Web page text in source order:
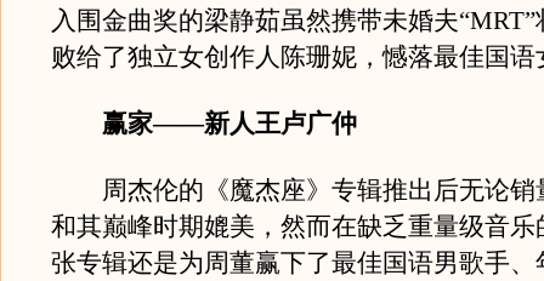
入围金曲奖的梁静茹虽然携带未婚夫
败给了独立女创作人陈珊妮，憾落最佳国语
赢家——新人王卢广仲
周杰伦的《魔杰座》专辑推出后无论销
和其巅峰时期媲美，然而在缺乏重量级音乐
张专辑还是为周董赢下了最佳国语男歌手、